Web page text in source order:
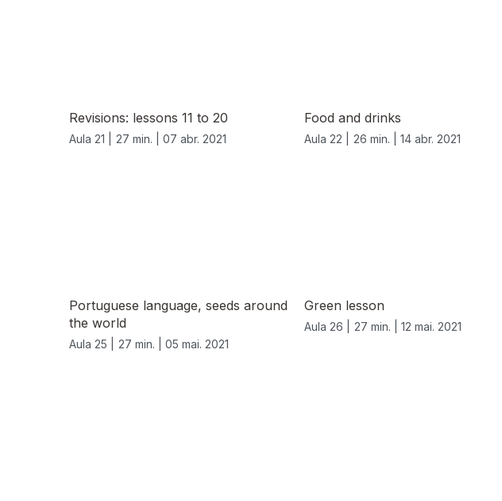
Revisions: lessons 11 to 20
Aula 21 | 27 min. | 07 abr. 2021
Food and drinks
Aula 22 | 26 min. | 14 abr. 2021
Portuguese language, seeds around
the world
Aula 25 | 27 min. | 05 mai. 2021
Green lesson
Aula 26 | 27 min. | 12 mai. 2021